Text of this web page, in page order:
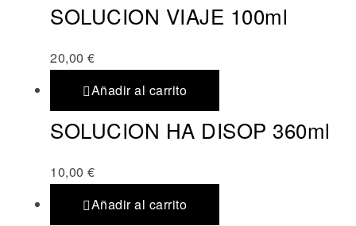
SOLUCION VIAJE 100ml
20,00 €
Añadir al carrito
SOLUCION HA DISOP 360ml
10,00 €
Añadir al carrito